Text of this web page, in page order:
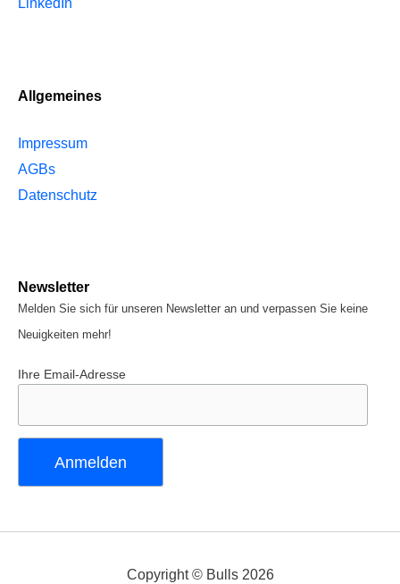
LinkedIn
Allgemeines
Impressum
AGBs
Datenschutz
Newsletter
Melden Sie sich für unseren Newsletter an und verpassen Sie keine
Neuigkeiten mehr!
Ihre Email-Adresse
Copyright © Bulls 2026